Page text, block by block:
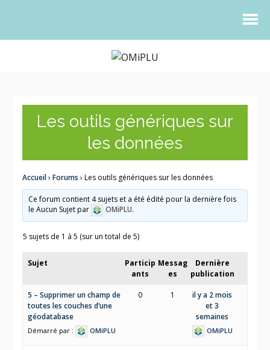
Les outils génériques sur
les données
Accueil › Forums › Les outils génériques sur les données
Ce forum contient 4 sujets et a été édité pour la dernière fois
le Aucun Sujet par
OMiPLU.
5 sujets de 1 à 5 (sur un total de 5)
Sujet
Particip
ants
Messag
es
Dernière
publication
5 – Supprimer un champ de
toutes les couches d’une
géodatabase
Démarré par : OMiPLU
0 1
il y a 2 mois
et 3
semaines
OMiPLU